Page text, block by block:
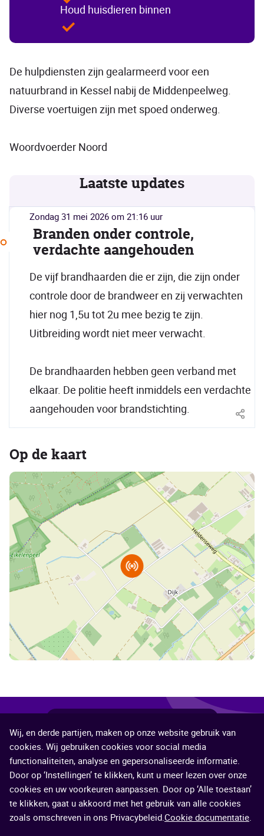
Wij, en derde partijen, maken op onze website gebruik van
cookies. Wij gebruiken cookies voor social media
functionaliteiten, analyse en gepersonaliseerde informatie.
Door op ‘Instellingen’ te klikken, kunt u meer lezen over onze
cookies en uw voorkeuren aanpassen. Door op ‘Alle toestaan’
te klikken, gaat u akkoord met het gebruik van alle cookies
zoals omschreven in ons Privacybeleid. Cookie documentatie
Houd huisdieren binnen
De hulpdiensten zijn gealarmeerd voor een
natuurbrand in Kessel nabij de Middenpeelweg.
Diverse voertuigen zijn met spoed onderweg.
Woordvoerder Noord
Laatste updates
zondag 31 mei 2026 om 21:16 uur
Branden onder controle,
verdachte aangehouden
De vijf brandhaarden die er zijn, die zijn onder
controle door de brandweer en zij verwachten
hier nog 1,5u tot 2u mee bezig te zijn.
Uitbreiding wordt niet meer verwacht.
De brandhaarden hebben geen verband met
elkaar. De politie heeft inmiddels een verdachte
aangehouden voor brandstichting.
Op de kaart
deze
via
e-
mail
deze
pagina
op
Facebook
deze
pagina
op
X
(voorheen
deze
pagina
op
LinkedIn
deze
pagina
op
WhatsApp
©2026 Veiligheidsregio Limburg-Noord
Service
Contact Proclaimer Cookies